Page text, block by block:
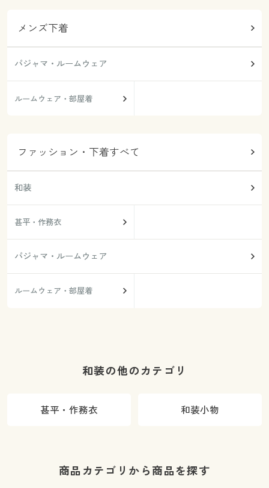
メンズ下着
パジャマ・ルームウェア
ルームウェア・部屋着
ファッション・下着すべて
和装
甚平・作務衣
パジャマ・ルームウェア
ルームウェア・部屋着
和装の他のカテゴリ
甚平・作務衣 和装小物
商品カテゴリから商品を探す